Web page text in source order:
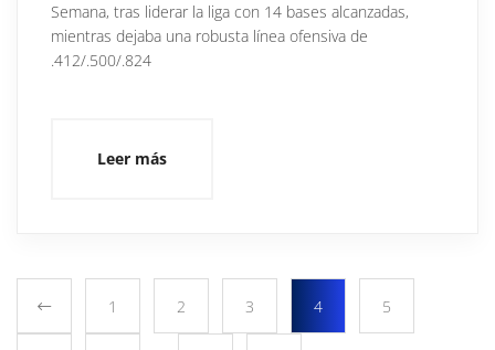
Semana, tras liderar la liga con 14 bases alcanzadas,
mientras dejaba una robusta línea ofensiva de
.412/.500/.824
Leer más
1 2 3 4 5